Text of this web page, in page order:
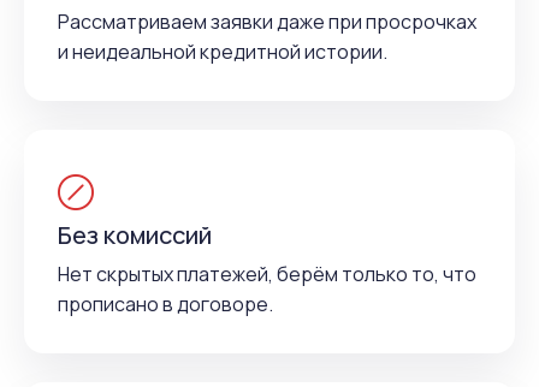
Рассматриваем заявки даже при просрочках
и неидеальной кредитной истории.
Без комиссий
Нет скрытых платежей, берём только то, что
прописано в договоре.